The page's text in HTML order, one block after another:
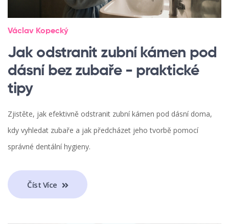
Václav Kopecký
Jak odstranit zubní kámen pod
dásní bez zubaře - praktické
tipy
Zjistěte, jak efektivně odstranit zubní kámen pod dásní doma,
kdy vyhledat zubaře a jak předcházet jeho tvorbě pomocí
správné dentální hygieny.
Číst Více